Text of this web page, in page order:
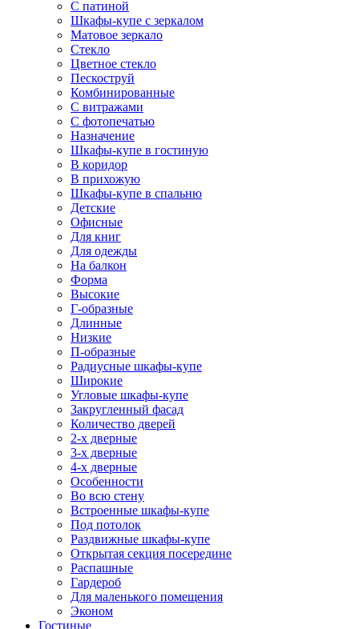
С патиной
Шкафы-купе с зеркалом
Матовое зеркало
Стекло
Цветное стекло
Пескоструй
Комбинированные
С витражами
С фотопечатью
Назначение
Шкафы-купе в гостиную
В коридор
В прихожую
Шкафы-купе в спальню
Детские
Офисные
Для книг
Для одежды
На балкон
Форма
Высокие
Г-образные
Длинные
Низкие
П-образные
Радиусные шкафы-купе
Широкие
Угловые шкафы-купе
Закругленный фасад
Количество дверей
2-х дверные
3-х дверные
4-х дверные
Особенности
Во всю стену
Встроенные шкафы-купе
Под потолок
Раздвижные шкафы-купе
Открытая секция посередине
Распашные
Гардероб
Для маленького помещения
Эконом
Гостиные